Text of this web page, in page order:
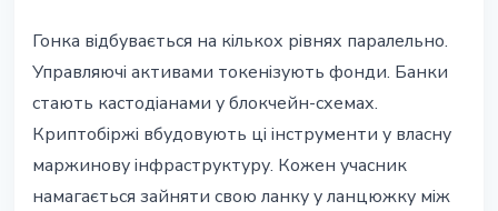
Гонка відбувається на кількох рівнях паралельно.
Управляючі активами токенізують фонди. Банки
стають кастодіанами у блокчейн-схемах.
Криптобіржі вбудовують ці інструменти у власну
маржинову інфраструктуру. Кожен учасник
намагається зайняти свою ланку у ланцюжку між